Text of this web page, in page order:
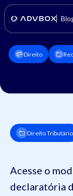
Direito
Direito Tributário
Acesse o
declaratória